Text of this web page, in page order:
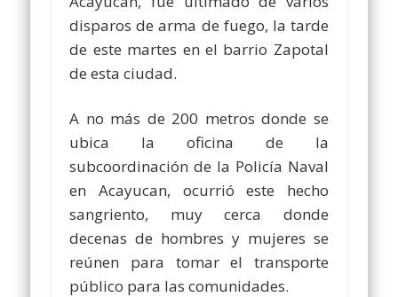
disparos de arma de fuego, la tarde
de este martes en el barrio Zapotal
de esta ciudad.
A no más de 200 metros donde se
ubica la oficina de la
subcoordinación de la Policía Naval
en Acayucan, ocurrió este hecho
sangriento, muy cerca donde
decenas de hombres y mujeres se
reúnen para tomar el transporte
público para las comunidades.